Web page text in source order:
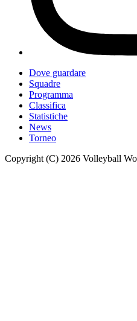
Dove guardare
Squadre
Programma
Classifica
Statistiche
News
Torneo
Copyright (C) 2026 Volleyball